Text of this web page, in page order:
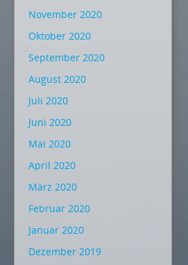
November 2020
Oktober 2020
September 2020
August 2020
Juli 2020
Juni 2020
Mai 2020
April 2020
März 2020
Februar 2020
Januar 2020
Dezember 2019